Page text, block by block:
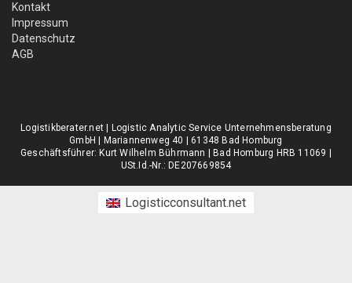
Kontakt
Impressum
Datenschutz
AGB
Logistikberater.net | Logistic Analytic Service Unternehmensberatung
GmbH | Mariannenweg 40 | 61348 Bad Homburg
Geschäftsführer: Kurt Wilhelm Bührmann | Bad Homburg HRB 11069 |
USt.Id.-Nr.: DE207669854
Logisticconsultant.net